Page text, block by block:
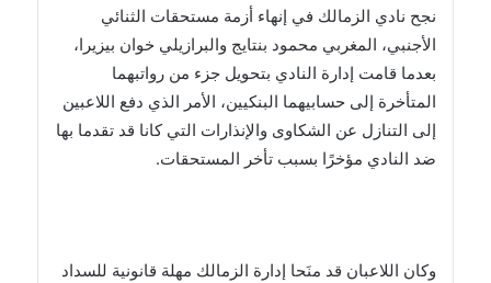
نجح نادي الزمالك في إنهاء أزمة مستحقات الثنائي
الأجنبي، المغربي محمود بنتايج والبرازيلي خوان بيزيرا،
بعدما قامت إدارة النادي بتحويل جزء من رواتبهما
المتأخرة إلى حسابيهما البنكيين، الأمر الذي دفع اللاعبين
إلى التنازل عن الشكاوى والإنذارات التي كانا قد تقدما بها
ضد النادي مؤخرًا بسبب تأخر المستحقات.
وكان اللاعبان قد منَحا إدارة الزمالك مهلة قانونية للسداد